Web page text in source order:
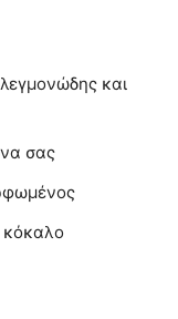
και
σας
κόκαλο